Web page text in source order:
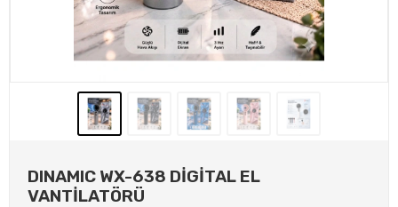
DINAMIC WX-638 DİGİTAL EL
VANTİLATÖRÜ